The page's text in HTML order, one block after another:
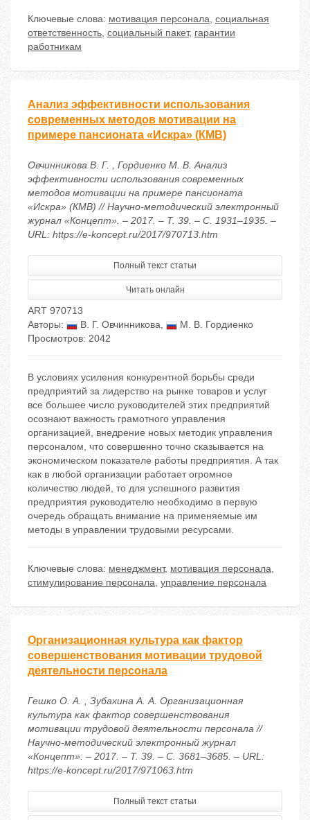
Ключевые слова: мотивация персонала, социальная
ответственность, социальный пакет, гарантии
работникам
Анализ эффективности использования
современных методов мотивации на
примере пансионата «Искра» (КМВ)
Овчинникова В. Г. , Гордиенко М. В. Анализ
эффективности использования современных
методов мотивации на примере пансионата
«Искра» (КМВ) // Научно-методический электронный
журнал «Концепт». – 2017. – Т. 39. – С. 1931–1935. –
URL: https://e-koncept.ru/2017/970713.htm
Полный текст статьи
Читать онлайн
ART 970713
Авторы:
В. Г. Овчинникова,
М. В. Гордиенко
Просмотров: 2042
В условиях усиления конкурентной борьбы среди
предприятий за лидерство на рынке товаров и услуг
все большее число руководителей этих предприятий
осознают важность грамотного управления
организацией, внедрение новых методик управления
персоналом, что совершенно точно сказывается на
экономическом показателе работы предприятия. А так
как в любой организации работает огромное
количество людей, то для успешного развития
предприятия руководителю необходимо в первую
очередь обращать внимание на применяемые им
методы в управлении трудовыми ресурсами.
Ключевые слова: менеджмент, мотивация персонала,
стимулирование персонала, управление персонала
Организационная культура как фактор
совершенствования мотивации трудовой
деятельности персонала
Гешко О. А. , Зубахина А. А. Организационная
культура как фактор совершенствования
мотивации трудовой деятельности персонала //
Научно-методический электронный журнал
«Концепт». – 2017. – Т. 39. – С. 3681–3685. – URL:
https://e-koncept.ru/2017/971063.htm
Полный текст статьи